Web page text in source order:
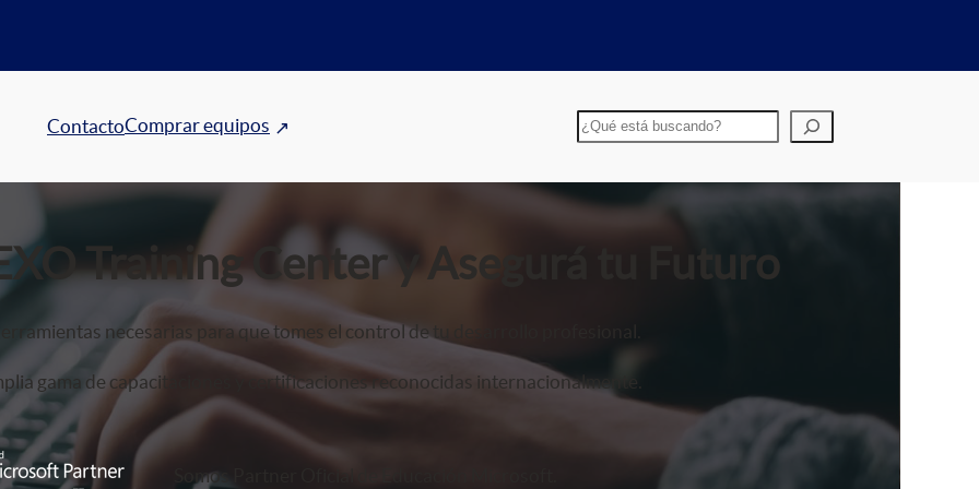
ContactoComprar equipos Buscar
Training Center y Asegurá tu Futuro
necesarias para que tomes el control de tu desarrollo profesional.
gama de capacitaciones y certificaciones reconocidas internacionalmente.
Somos Partner Oficial de Educación Microsoft.